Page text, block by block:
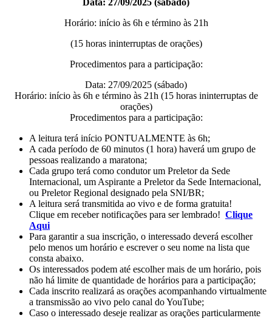
Data: 27/09/2025 (sábado)
Horário: início às 6h e término às 21h
(15 horas ininterruptas de orações)
Procedimentos para a participação:
Data: 27/09/2025 (sábado)
Horário: início às 6h e término às 21h (15 horas ininterruptas de
orações)
Procedimentos para a participação:
A leitura terá início PONTUALMENTE às 6h;
A cada período de 60 minutos (1 hora) haverá um grupo de
pessoas realizando a maratona;
Cada grupo terá como condutor um Preletor da Sede
Internacional, um Aspirante a Preletor da Sede Internacional,
ou Preletor Regional designado pela SNI/BR;
A leitura será transmitida ao vivo e de forma gratuita!
Clique em receber notificações para ser lembrado! Clique
Aqui
Para garantir a sua inscrição, o interessado deverá escolher
pelo menos um horário e escrever o seu nome na lista que
consta abaixo.
Os interessados podem até escolher mais de um horário, pois
não há limite de quantidade de horários para a participação;
Cada inscrito realizará as orações acompanhando virtualmente
a transmissão ao vivo pelo canal do YouTube;
Caso o interessado deseje realizar as orações particularmente